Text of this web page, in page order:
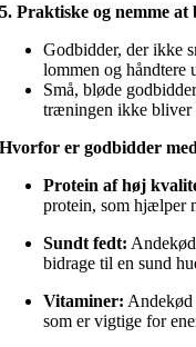
5. Praktiske og nemme
Godbidder, der ikke
lommen og håndtere
Små, bløde
træningen ikke bliver
Hvorfor er godbidder
Protein af høj
protein, som hjælper
Sundt fedt:
bidrage til en sund
Vitaminer:
som er vigtige for